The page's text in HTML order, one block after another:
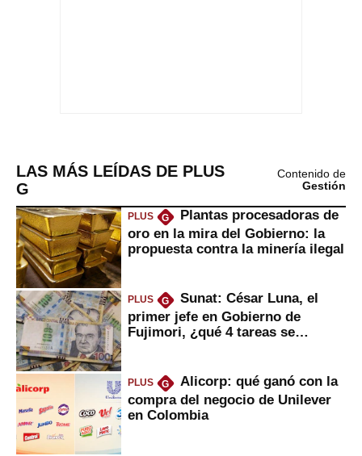
LAS MÁS LEÍDAS DE PLUS
G
Contenido de
Gestión
PLUS G
Plantas procesadoras de
oro en la mira del Gobierno: la
propuesta contra la minería ilegal
PLUS G
Sunat: César Luna, el
primer jefe en Gobierno de
Fujimori, ¿qué 4 tareas se
PLUS G
Alicorp: qué ganó con la
compra del negocio de Unilever
en Colombia